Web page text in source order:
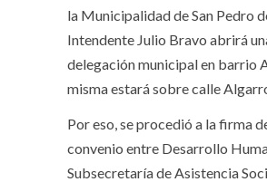
la Municipalidad de San Pedro
Intendente Julio Bravo abrirá
delegación municipal en barrio
misma estará sobre calle
Por eso, se procedió a la firma
convenio entre Desarrollo
Subsecretaría de Asistencia